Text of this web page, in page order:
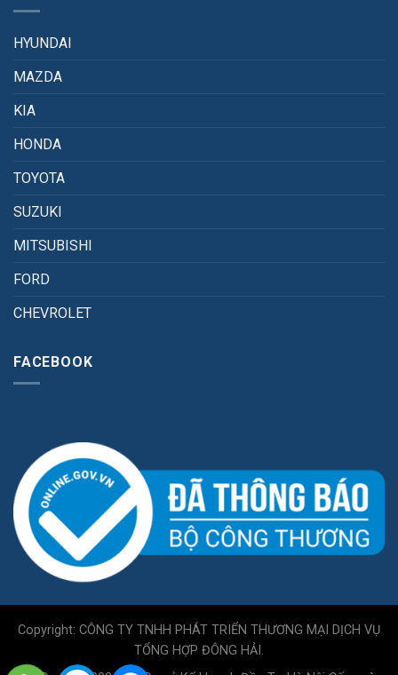
HYUNDAI
MAZDA
KIA
HONDA
TOYOTA
SUZUKI
MITSUBISHI
FORD
CHEVROLET
FACEBOOK
Copyright: CÔNG TY TNHH PHÁT TRIỂN THƯƠNG MẠI DỊCH VỤ
TỔNG HỢP ĐÔNG HẢI.